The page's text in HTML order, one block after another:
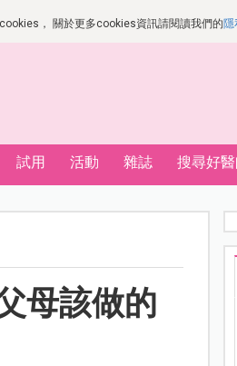
， 關於更多cookies資訊請閱讀我們的隱
試用 活動 雜誌 搜尋好
母該做的